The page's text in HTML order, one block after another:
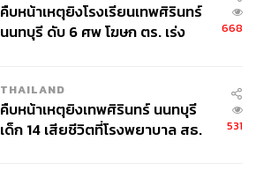
คืบหน้าเหตุยิงโรงเรียนเทพศิรินทร์
นนทบุรี ดับ 6 ศพ โฆษก ตร. เร่ง
668
THAILAND
คืบหน้าเหตุยิงเทพศิรินทร์ นนทบุรี
เด็ก 14 เสียชีวิตที่โรงพยาบาล สธ.
531